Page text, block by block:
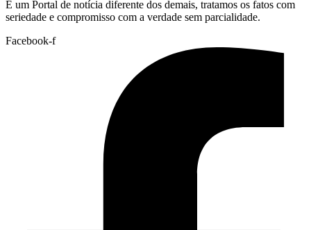
É um Portal de notícia diferente dos demais, tratamos os fatos com
seriedade e compromisso com a verdade sem parcialidade.
Facebook-f